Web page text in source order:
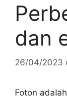
dan
26/04/2023
Foton